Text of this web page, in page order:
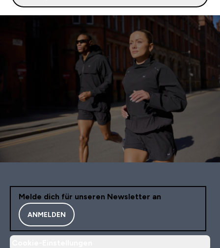
Melde dich für unseren Newsletter an
ANMELDEN